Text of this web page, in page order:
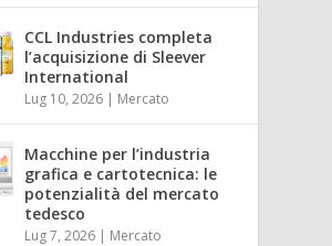
CCL Industries completa
l’acquisizione di Sleever
International
Lug 10, 2026 | Mercato
Macchine per l’industria
grafica e cartotecnica: le
potenzialità del mercato
tedesco
Lug 7, 2026 | Mercato